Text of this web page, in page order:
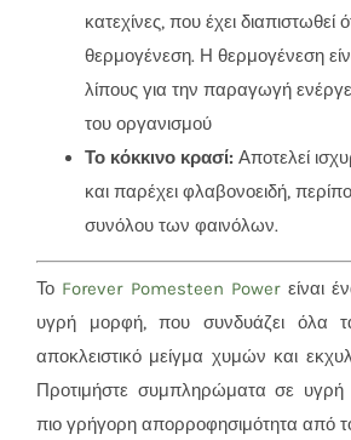
κατεχίνες, που έχει διαπιστωθεί
θερμογένεση. Η θερμογένεση
λίπους για την παραγωγή
του οργανισμού
Το κόκκινο κρασί: Αποτελεί
και παρέχει φλαβονοειδή,
συνόλου των φαινόλων.
Το Forever Pomesteen Powerείναι
υγρή μορφή, που συνδυάζει όλα
αποκλειστικό μείγμα χυμών και
Προτιμήστε συμπληρώματα σε υγρή
πιο γρήγορη απορροφησιμότητα από